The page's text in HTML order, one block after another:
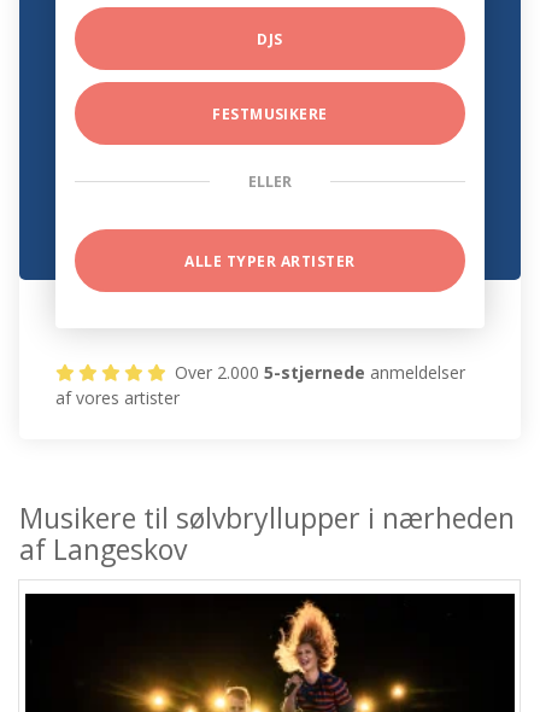
DJS
FESTMUSIKERE
ELLER
ALLE TYPER ARTISTER
Over 2.0005-stjernede anmeldelser
af vores artister
Musikere til sølvbryllupper i nærheden
af Langeskov